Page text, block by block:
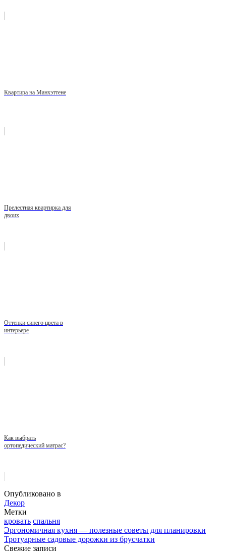
Квартира на Манхэттене
Прелестная квартирка для
двоих
Оттенки синего цвета в
интерьере
Как выбрать
ортопедический матрас?
Опубликовано в
Декор
Метки
кровать спальня
Эргономичная кухня — полезные советы для планировки
Тротуарные садовые дорожки из брусчатки
Свежие записи